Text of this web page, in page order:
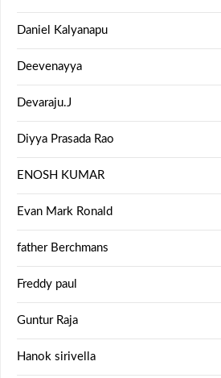
Daniel Kalyanapu
Deevenayya
Devaraju.J
Diyya Prasada Rao
ENOSH KUMAR
Evan Mark Ronald
father Berchmans
Freddy paul
Guntur Raja
Hanok sirivella